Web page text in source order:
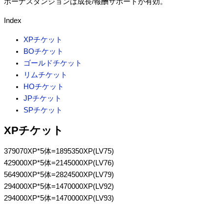
ボーナスダンジョンは成長/報酬サポートが有効。
Index
XPチケット
BOチケット
ゴールドチケット
リムチケット
HOチケット
JPチケット
SPチケット
XPチケット
379070XP*5体=1895350XP(LV75)
429000XP*5体=2145000XP(LV76)
564900XP*5体=2824500XP(LV79)
294000XP*5体=1470000XP(LV92)
294000XP*5体=1470000XP(LV93)